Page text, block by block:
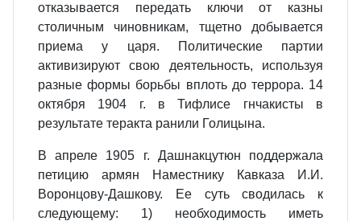
отказывается передать ключи от казны
столичным чиновникам, тщетно добывается
приема у царя. Политические партии
активизируют свою деятельность, используя
разные формы борьбы вплоть до террора. 14
октября 1904 г. в Тифлисе гнчакисты в
результате теракта ранили Голицына.
В апреле 1905 г. Дашнакцутюн поддержала
петицию армян Наместнику Кавказа И.И.
Воронцову-Дашкову. Ее суть сводилась к
следующему: 1) необходимость иметь